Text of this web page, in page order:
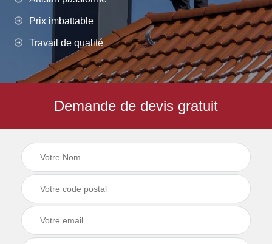
Prix imbattable
Travail de qualité
Demande de devis gratuit